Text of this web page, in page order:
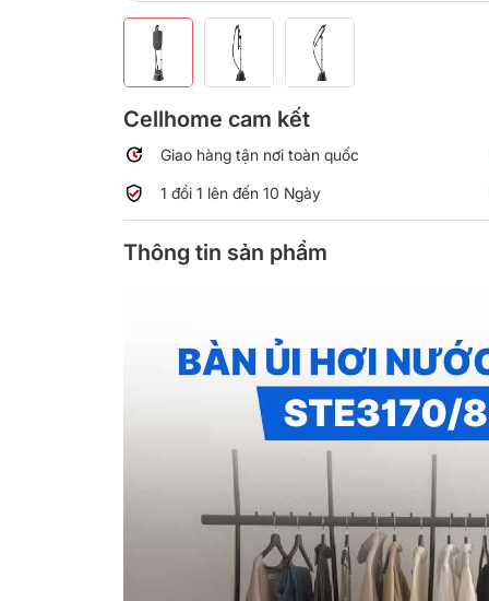
Cellhome cam kết
Giao hàng tận nơi toàn quốc
1 đổi 1 lên đến 10 Ngày
Thông tin sản phẩm